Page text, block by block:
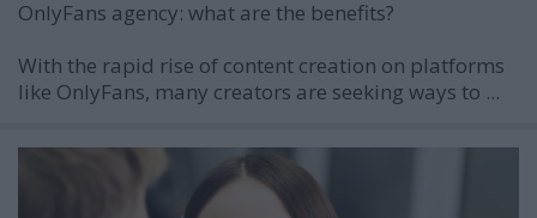
OnlyFans agency: what are the benefits?
With the rapid rise of content creation on platforms
like OnlyFans, many creators are seeking ways to ...